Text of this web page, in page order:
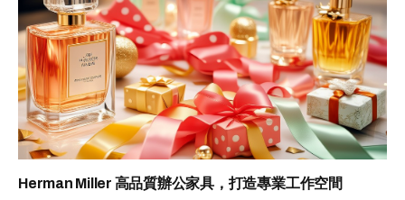
Herman Miller 高品質辦公家具，打造專業工作空間